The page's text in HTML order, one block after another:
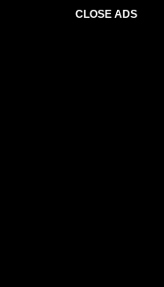
CLOSE ADS